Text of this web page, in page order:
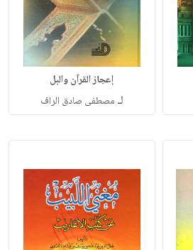
إعجاز القرآن والبل
لـ مصطفى صادق الراف